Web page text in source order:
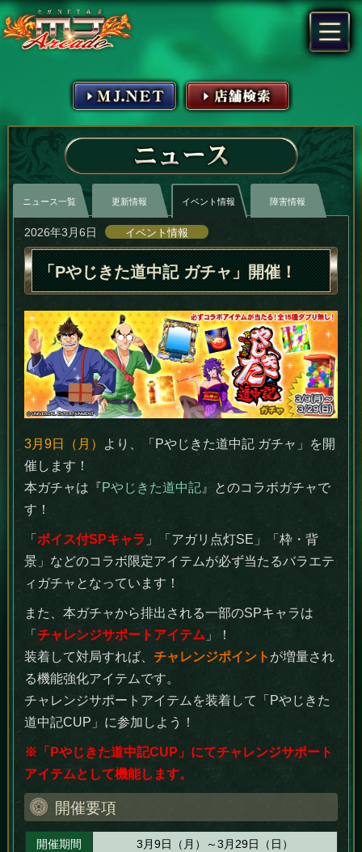
MJ.NET
ニュース
ニュース一覧 更新情報 イベント情報 障害情報
2026年3月6日 イベント情報
「Pやじきた道中記 ガチャ」開催！
3月9日（月）
より、「Pやじきた道中記 ガチャ」を開
催します！
本ガチャは『Pやじきた道中記 』とのコラボガチャで
す！
「ボイス付SPキャラ 」「アガリ点灯SE」「枠・背
景」などのコラボ限定アイテムが必ず当たるバラエテ
ィガチャとなっています！
また、本ガチャから排出される一部のSPキャラは
「チャレンジサポートアイテム 」！
装着して対局すれば、チャレンジポイント が増量され
る機能強化アイテムです。
チャレンジサポートアイテムを装着して「Pやじきた
道中記CUP」に参加しよう！
※「Pやじきた道中記CUP」にてチャレンジサポート
アイテムとして機能します。
開催要項
開催期間
3月9日（月）～3月29日（日）